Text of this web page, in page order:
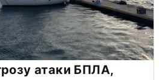
атаки БПЛА,